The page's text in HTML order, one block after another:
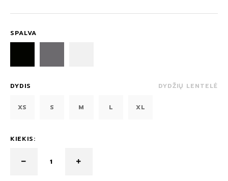
SPALVA
DYDIS DYDŽIŲ LENTELĖ
XS S M L XL
KIEKIS: